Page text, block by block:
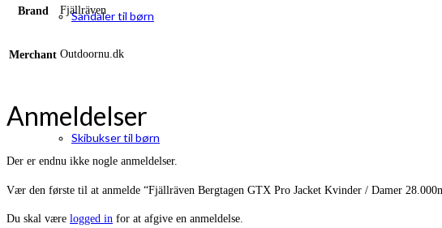
Sandaler til børn
Skibukser til børn
Brand Fjällräven
Merchant Outdoornu.dk
Anmeldelser
Der er endnu ikke nogle anmeldelser.
Vær den første til at anmelde “Fjällräven Bergtagen GTX Pro Jacket Kvinder / Damer
Du skal være logged in for at afgive en anmeldelse.